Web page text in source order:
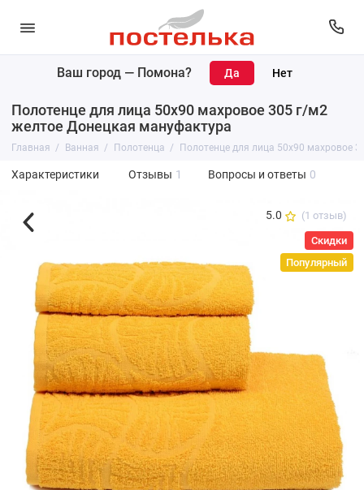
Ваш город — Помона?
Полотенце для лица 50х90 махровое 305 г/м2
желтое Донецкая мануфактура
Главная Ванная Полотенца Полотенце для лица 50х90 махровое
Характеристики Отзывы 1 Вопросы и ответы 0
5.0 (1 отзыв)
Скидки
Популярный